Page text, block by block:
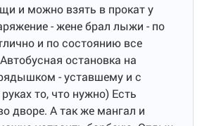
и можно взять в прокат у
- жене брал лыжи - по
и по состоянию все
остановка на
- уставшему и с
то, что нужно) Есть
дворе. А так же мангал и